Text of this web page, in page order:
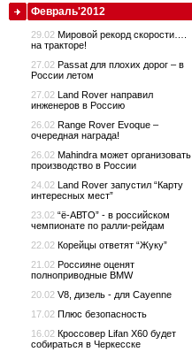
Февраль'2012
29.02 Мировой рекорд скорости….
на тракторе!
27.02 Passat для плохих дорог – в
России летом
27.02 Land Rover направил
инженеров в Россию
26.02 Range Rover Evoque –
очередная награда!
26.02 Mahindra может организовать
производство в России
24.02 Land Rover запустил “Карту
интересных мест”
23.02 “ё-АВТО” - в российском
чемпионате по ралли-рейдам
22.02 Корейцы ответят “Жуку”
21.02 Россияне оценят
полноприводные BMW
20.02 V8, дизель - для Cayenne
17.02 Плюс безопасность
16.02 Кроссовер Lifan X60 будет
собираться в Черкесске